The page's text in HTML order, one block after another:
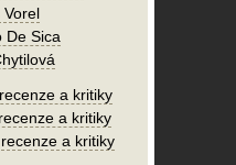
Vorel
De Sica
a kritiky
a kritiky
a kritiky